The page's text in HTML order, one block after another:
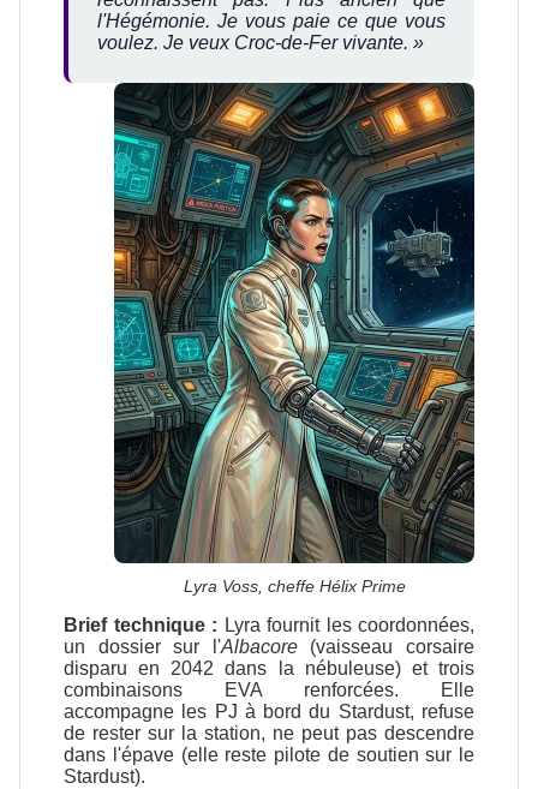
l'Hégémonie. Je vous paie ce que vous
voulez. Je veux Croc-de-Fer vivante. »
Lyra Voss, cheffe Hélix Prime
Brief technique : Lyra fournit les coordonnées,
un dossier sur l'Albacore(vaisseau corsaire
disparu en 2042 dans la nébuleuse) et trois
combinaisons EVA renforcées. Elle
accompagne les PJ à bord du Stardust, refuse
de rester sur la station, ne peut pas descendre
dans l'épave (elle reste pilote de soutien sur le
Stardust).